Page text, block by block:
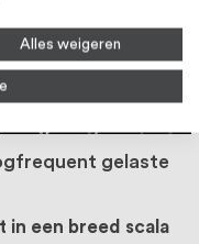
gelaste
in een breed scala
Alles weigeren